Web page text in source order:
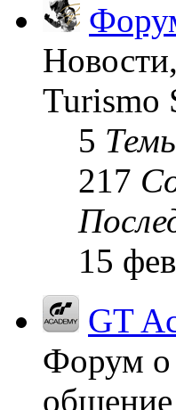
Turismo
5
217
15
GT
Форум о